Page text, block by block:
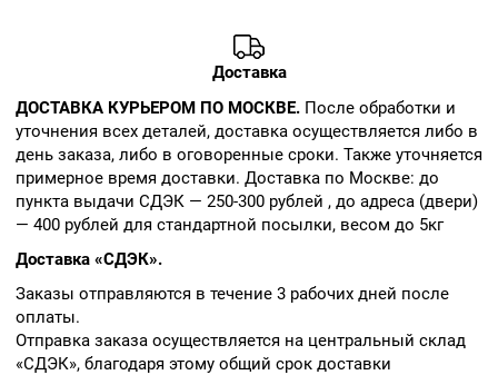
Доставка
ДОСТАВКА КУРЬЕРОМ ПО МОСКВЕ. После обработки и
уточнения всех деталей, доставка осуществляется либо в
день заказа, либо в оговоренные сроки. Также уточняется
примерное время доставки. Доставка по Москве: до
пункта выдачи СДЭК — 250-300 рублей , до адреса (двери)
— 400 рублей для стандартной посылки, весом до 5кг
Доставка «СДЭК».
Заказы отправляются в течение 3 рабочих дней после
оплаты.
Отправка заказа осуществляется на центральный склад
«СДЭК», благодаря этому общий срок доставки